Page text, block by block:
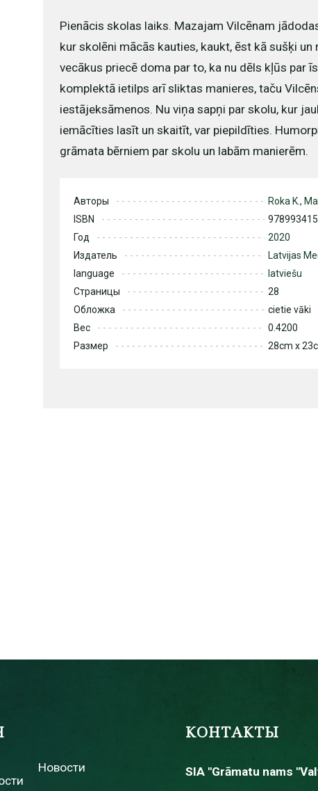
Pienācis skolas laiks. Mazajam Vilcēnam
kur skolēni mācās kauties, kaukt, ēst kā sušķi un
vecākus priecē doma par to, ka nu dēls kļūs par
komplektā ietilps arī sliktas manieres, taču
iestājeksāmenos. Nu viņa sapņi par skolu, kur
iemācīties lasīt un skaitīt, var piepildīties.
grāmata bērniem par skolu un labām manierēm.
Авторы
Roka K.,
ISBN
Год
2020
Издатель
Latvijas
language
latviešu
Страницы
28
Обложка
cietie vāki
Вес
0.4200
Размер
28cm x
Новости
КОНТАКТЫ
SIA "Grāmatu nams